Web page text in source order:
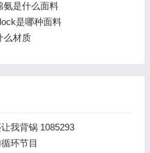
氨是什么面料
是哪种面料
么材质
我背锅 1085293
环节目